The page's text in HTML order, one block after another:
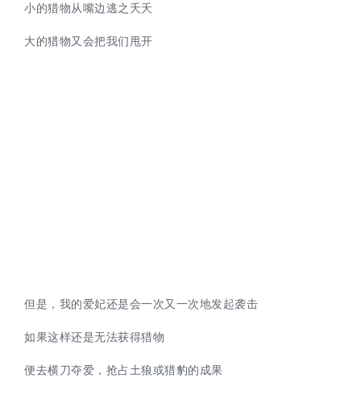
小的猎物从嘴边逃之夭夭
大的猎物又会把我们甩开
但是，我的爱妃还是会一次又一次地发起袭击
如果这样还是无法获得猎物
便去横刀夺爱，抢占土狼或猎豹的成果